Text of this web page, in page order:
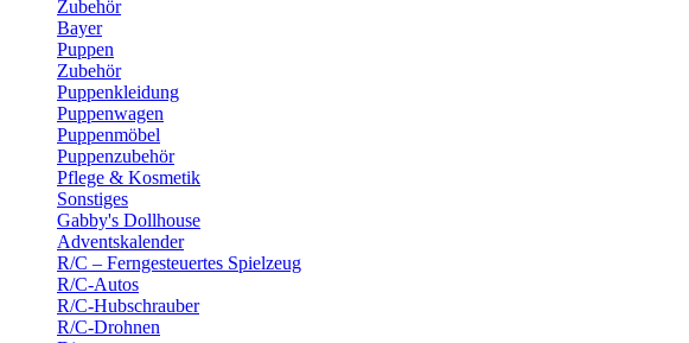
Zubehör
Bayer
Puppen
Zubehör
Puppenkleidung
Puppenwagen
Puppenmöbel
Puppenzubehör
Pflege & Kosmetik
Sonstiges
Gabby's Dollhouse
Adventskalender
R/C – Ferngesteuertes Spielzeug
R/C-Autos
R/C-Hubschrauber
R/C-Drohnen